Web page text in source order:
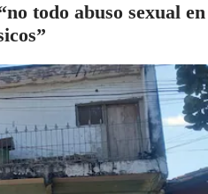
todo abuso sexual en